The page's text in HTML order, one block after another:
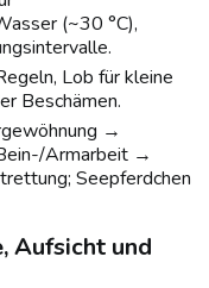
(~30 °C),
Lob für kleine
Beschämen.
→
Armarbeit →
Seepferdchen
Aufsicht und